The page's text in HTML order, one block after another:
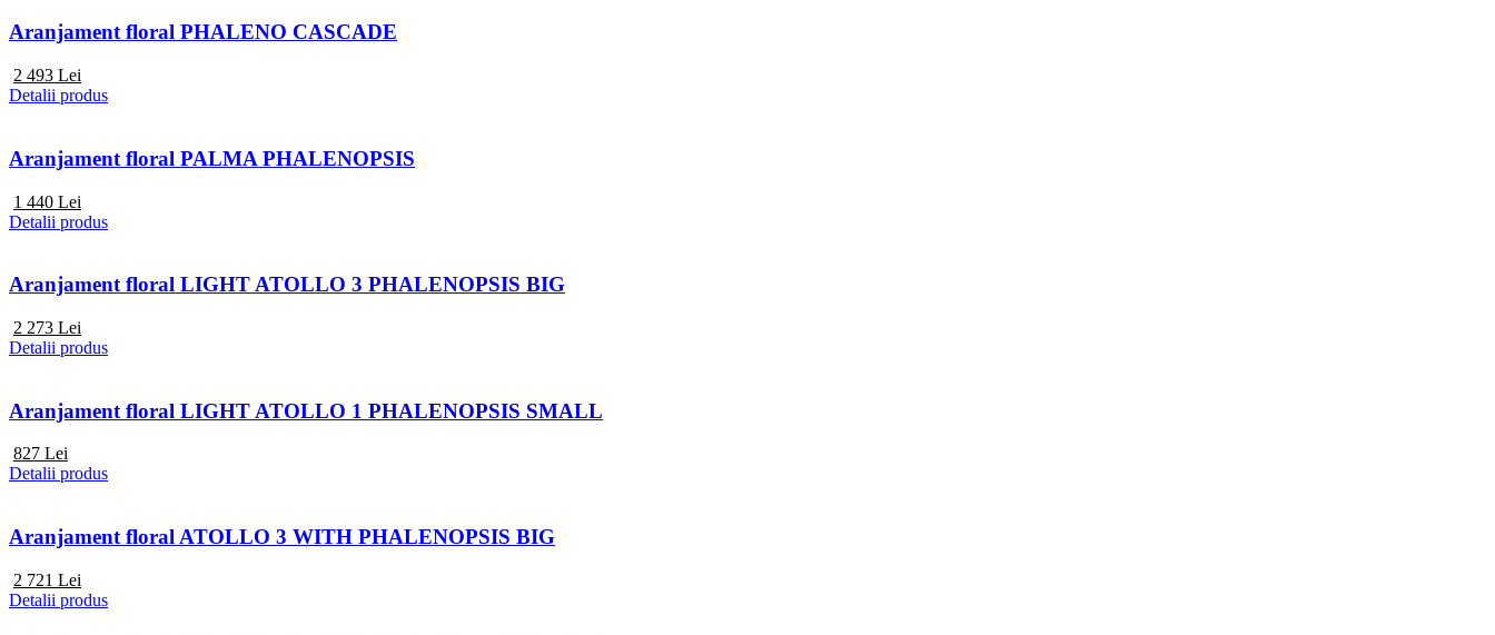
Aranjament floral PHALENO CASCADE
2 493 Lei
Detalii produs
Aranjament floral PALMA PHALENOPSIS
1 440 Lei
Detalii produs
Aranjament floral LIGHT ATOLLO 3 PHALENOPSIS BIG
2 273 Lei
Detalii produs
Aranjament floral LIGHT ATOLLO 1 PHALENOPSIS SMALL
827 Lei
Detalii produs
Aranjament floral ATOLLO 3 WITH PHALENOPSIS BIG
2 721 Lei
Detalii produs